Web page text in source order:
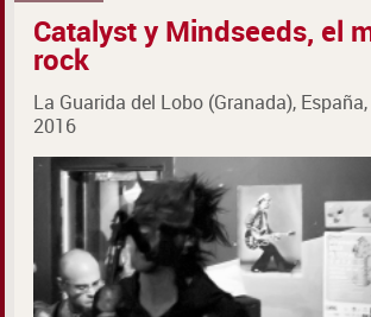
Catalyst y Mindseeds, el
rock
La Guarida del Lobo (Granada),
2016